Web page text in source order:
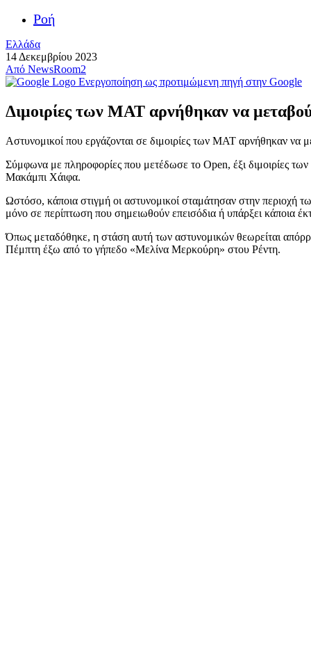
Ροή
Ελλάδα
14 Δεκεμβρίου 2023
Από NewsRoom2
Ενεργοποίηση ως προτιμώμενη πηγή στην Google
Διμοιρίες των ΜΑΤ αρνήθηκαν να
Αστυνομικοί που εργάζονται σε διμοιρίες των ΜΑΤ αρνήθηκαν να
Σύμφωνα με πληροφορίες που μετέδωσε το Open, έξι διμοιρίες
Μακάμπι Χάιφα.
Ωστόσο, κάποια στιγμή οι αστυνομικοί σταμάτησαν στην περιοχή
μόνο σε περίπτωση που σημειωθούν επεισόδια ή υπάρξει κάποια
Όπως μεταδόθηκε, η στάση αυτή των αστυνομικών θεωρείται
Πέμπτη έξω από το γήπεδο «Μελίνα Μερκούρη» στου Ρέντη.